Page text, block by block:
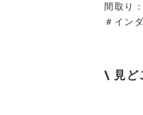
間取り
＃イン
\ 見ど